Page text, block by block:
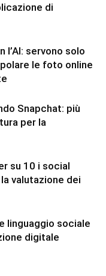
di
servono solo
le foto online
Snapchat: più
per la
su 10 i social
valutazione dei
linguaggio sociale
digitale